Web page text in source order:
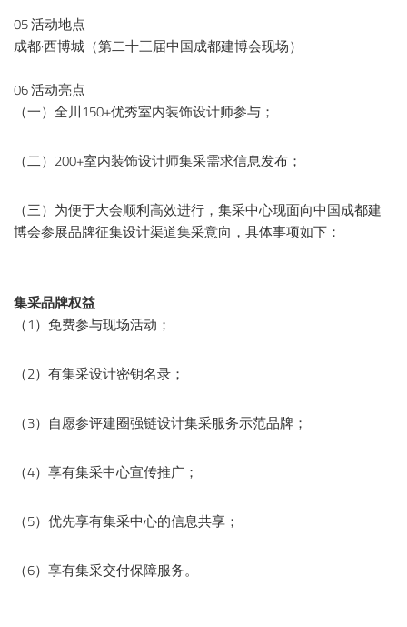
05 活动地点
成都·西博城（第二十三届中国成都建博会现场）
06 活动亮点
（一）全川150+优秀室内装饰设计师参与；
（二）200+室内装饰设计师集采需求信息发布；
（三）为便于大会顺利高效进行，集采中心现面向中国成都建
博会参展品牌征集设计渠道集采意向，具体事项如下：
集采品牌权益
（1）免费参与现场活动；
（2）有集采设计密钥名录；
（3）自愿参评建圈强链设计集采服务示范品牌；
（4）享有集采中心宣传推广；
（5）优先享有集采中心的信息共享；
（6）享有集采交付保障服务。